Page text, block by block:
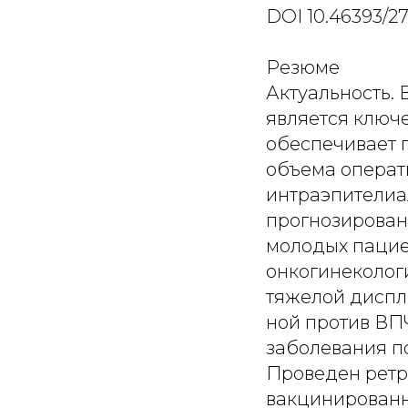
DOI 10.46393/
Резюме
Актуальность. Вакцинация против вируса папилломы человека (ВПЧ) является ключевым методом профилактики рака шейки матки, однако не обеспечивает полной защиты от всех онкогенных типов вируса. Выбор объема оператив- ного лечения в случае цервикальной интраэпителиальной неоплазии высокой степени (HSIL), а также прогнозирование рецидива после эксцизионного лечения, особенно у молодых пациенток, остаются одной из самых сложных проблем в онкогинекологии. Цель: представить клинический случай развития тяжелой дисплазии шейки матки у молодой женщины, вакцинирован- ной против ВПЧ, и проанализировать риски рецидивирования заболевания после хирургического лечения. Материал и методы. Проведен ретроспективный анализ истории болезни пациентки 26 лет, вакцинированной квадри- валентной вакциной. Оценивались данные гинекологического анамнеза, результаты цитологического исследования, ПЦР-диагностики ВПЧ, кольпоскопии и гистологического заключения после эксцизии. Результаты. У пациентки диагностирована HSIL на фоне персистенции ВПЧ онкогенных типов, не входящих в состав вакцины. Выполнена щадящая эксцизия зоны трансформации, однако по результатам гистологии выявлен положитель- ный край резекции. Несмотря на нормальную цитологическую картину через год после вмешательства, сохраняющаяся вирусная нагрузка онкогенных ВПЧ и положительный статус края резекции позволили отнести пациентку к группе вы- сокого риска рецидивирования. Однако, учитывая возраст пациентки и отсутствие реализации репродуктивных пла- нов, принято решение о продолжении динамического наблюдения. Заключение. Массовая вакцинация не отменяет необходимости строгого соблюдения скрининговых программ, на- правленных на профилактику рака шейки матки. Перспективным направлением является создание новых вакцин, за- щищающих от других штаммов ВПЧ. Выбор объема хирургического лечения шейки матки должен быть строго ин- дивидуализирован и основываться на совокупности факторов: возрасте пациентки, ее репродуктивных планах, типе зоны трансформации. Однако независимо от выбранной тактики ключевым принципом